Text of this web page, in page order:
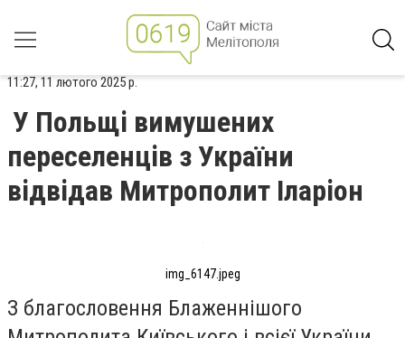
11:27, 11 лютого 2025 р.
У Польщі вимушених
переселенців з України
відвідав Митрополит Іларіон
img_6147.jpeg
З благословення Блаженнішого